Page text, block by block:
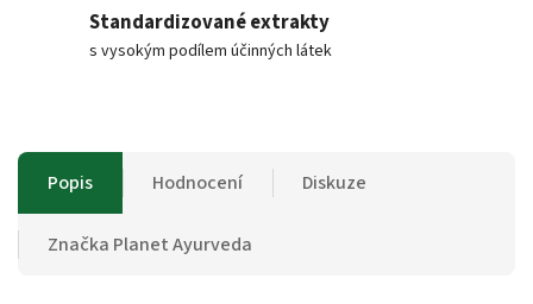
Standardizované extrakty
s vysokým podílem účinných látek
Popis Hodnocení Diskuze
Značka Planet Ayurveda